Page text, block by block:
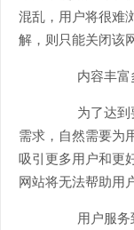
混乱，用户将很难
解，则只能关闭该
内容丰富
为了达
需求，自然需要为
吸引更多用户和更
网站将无法帮助用
用户服务